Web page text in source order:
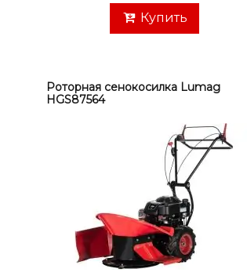
Купить
Роторная сенокосилка Lumag
HGS87564